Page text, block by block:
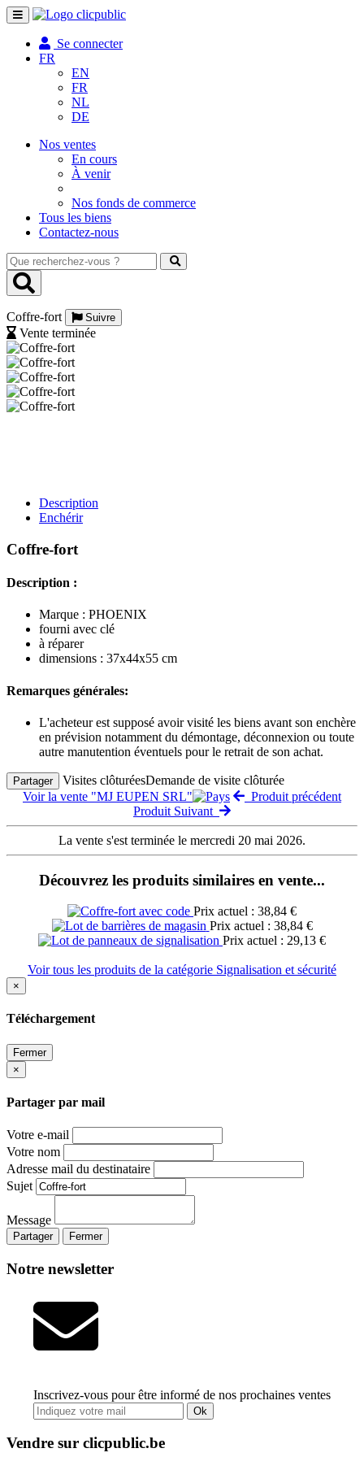
Toggle
navigation
Se connecter
FR
EN
FR
NL
DE
Nos ventes
En cours
À venir
Nos fonds de commerce
Tous les biens
Contactez-nous
Que
recherchez-
vous
Coffre-fort
Suivre
Vente terminée
Description
Enchérir
Coffre-fort
Description :
Marque : PHOENIX
fourni avec clé
à réparer
dimensions : 37x44x55 cm
Remarques générales:
L'acheteur est supposé avoir visité les biens avant son enchère
en prévision notamment du démontage, déconnexion ou toute
autre manutention éventuels pour le retrait de son achat.
Partager Visites clôturéesDemande de visite clôturée
Voir la vente "MJ EUPEN SRL"
Produit précédent
Produit Suivant
La vente s'est terminée le mercredi 20 mai 2026.
Découvrez les produits similaires en vente...
Prix actuel : 38,84 €
Prix actuel : 38,84 €
Prix actuel : 29,13 €
Voir tous les produits de la catégorie Signalisation et sécurité
×
Téléchargement
Fermer
×
Partager par mail
Votre e-mail
Votre nom
Adresse mail du destinataire
Sujet
Message
Partager Fermer
Notre newsletter
Inscrivez-vous pour être informé de nos prochaines ventes
Ok
Vendre sur clicpublic.be